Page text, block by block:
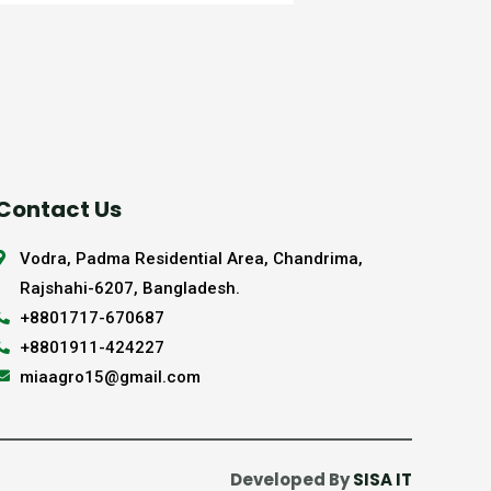
Us
Vodra, Padma Residential Area, Chandrima,
Rajshahi-6207, Bangladesh.
+8801717-670687
+8801911-424227
miaagro15@gmail.com
Developed BySISA IT